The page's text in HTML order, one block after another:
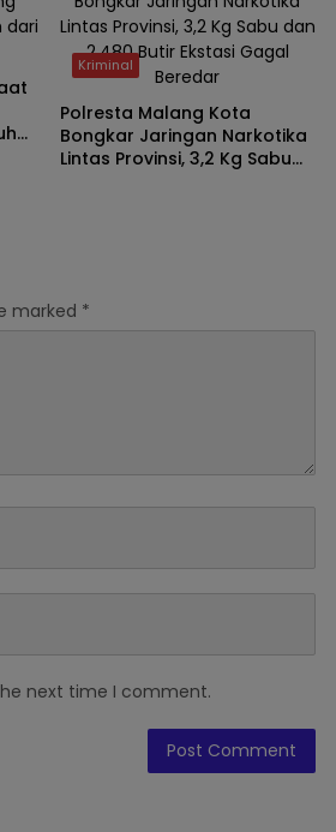
Kriminal
Polresta Malang Kota
Bongkar Jaringan Narkotika
Lintas Provinsi, 3,2 Kg Sabu
marked *
next time I comment.